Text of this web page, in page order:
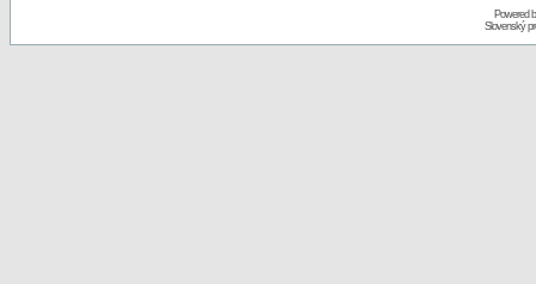
Powered
Slovenský